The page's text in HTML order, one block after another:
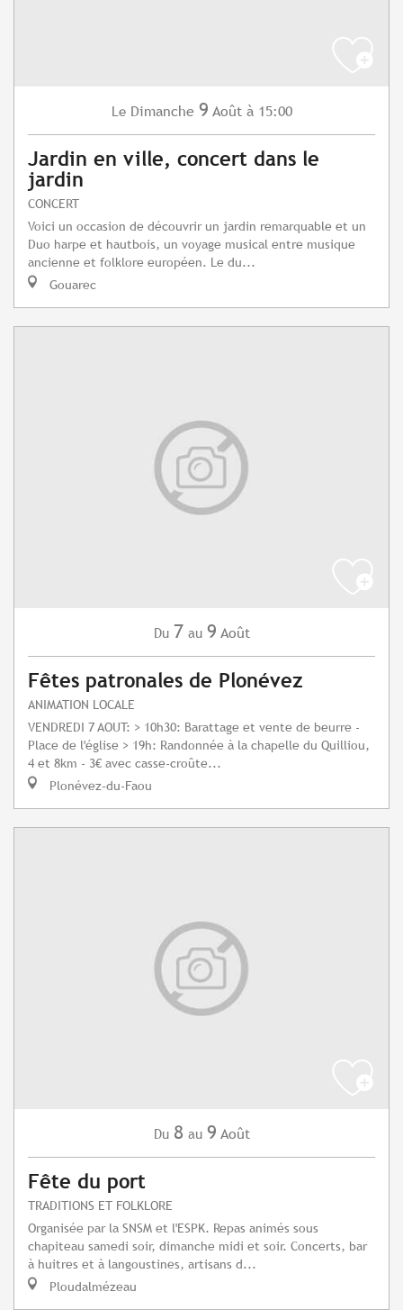
Le Dimanche 9 Août à 15:00
Jardin en ville, concert dans le
jardin
CONCERT
Voici un occasion de découvrir un jardin remarquable et un
Duo harpe et hautbois, un voyage musical entre musique
ancienne et folklore européen. Le du...
Gouarec
Du 7 au 9 Août
Fêtes patronales de Plonévez
ANIMATION LOCALE
VENDREDI 7 AOUT: > 10h30: Barattage et vente de beurre -
Place de l'église > 19h: Randonnée à la chapelle du Quilliou,
4 et 8km - 3€ avec casse-croûte...
Plonévez-du-Faou
Du 8 au 9 Août
Fête du port
TRADITIONS ET FOLKLORE
Organisée par la SNSM et l'ESPK. Repas animés sous
chapiteau samedi soir, dimanche midi et soir. Concerts, bar
à huitres et à langoustines, artisans d...
Ploudalmézeau